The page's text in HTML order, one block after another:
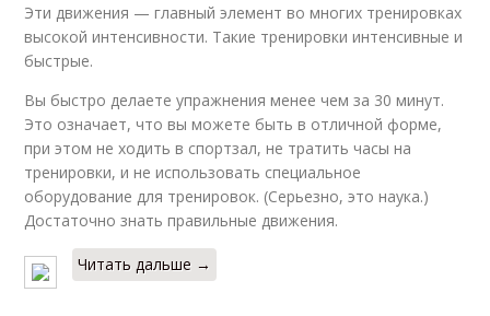
Эти движения — главный элемент во многих тренировках
высокой интенсивности. Такие тренировки интенсивные и
быстрые.
Вы быстро делаете упражнения менее чем за 30 минут.
Это означает, что вы можете быть в отличной форме,
при этом не ходить в спортзал, не тратить часы на
тренировки, и не использовать специальное
оборудование для тренировок. (Серьезно, это наука.)
Достаточно знать правильные движения.
Читать дальше →